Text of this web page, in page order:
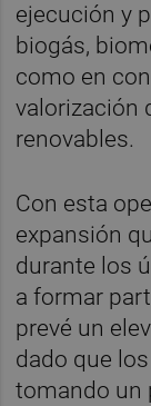
ejecución y
biogás,
como en
valorización
renovables.
Con esta
expansión
durante los
a formar
prevé un
dado que
tomando un